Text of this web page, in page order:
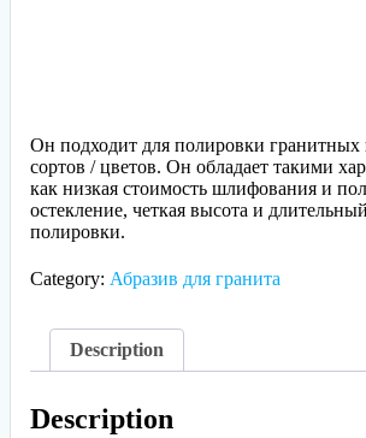
Он подходит для полировки гранитных
сортов / цветов. Он обладает такими
как низкая стоимость шлифования и
остекление, четкая высота и
полировки.
Category: Абразив для гранита
Description
Description